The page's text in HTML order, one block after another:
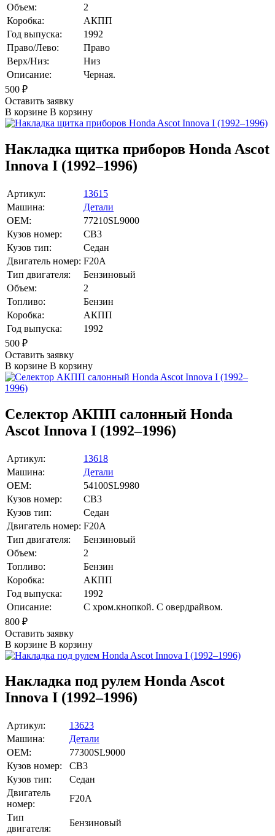
Объем:
2
Коробка:
АКПП
Год выпуска:
1992
Право/Лево:
Право
Верх/Низ:
Низ
Описание:
Черная.
500 ₽
Оставить заявку
В корзине В корзину
Накладка щитка приборов Honda Ascot
Innova I (1992–1996)
Артикул:
13615
Машина:
Детали
OEM:
77210SL9000
Кузов номер:
CB3
Кузов тип:
Седан
Двигатель номер: F20A
Тип двигателя:
Бензиновый
Объем:
2
Топливо:
Бензин
Коробка:
АКПП
Год выпуска:
1992
500 ₽
Оставить заявку
В корзине В корзину
Селектор АКПП салонный Honda
Ascot Innova I (1992–1996)
Артикул:
13618
Машина:
Детали
OEM:
54100SL9980
Кузов номер:
CB3
Кузов тип:
Седан
Двигатель номер: F20A
Тип двигателя:
Бензиновый
Объем:
2
Топливо:
Бензин
Коробка:
АКПП
Год выпуска:
1992
Описание:
С хром.кнопкой. С овердрайвом.
800 ₽
Оставить заявку
В корзине В корзину
Накладка под рулем Honda Ascot
Innova I (1992–1996)
Артикул:
13623
Машина:
Детали
OEM:
77300SL9000
Кузов номер:
CB3
Кузов тип:
Седан
Двигатель
номер:
F20A
Тип
двигателя:
Бензиновый